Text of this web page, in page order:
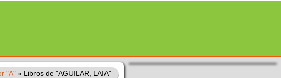
"A" » Libros de "AGUILAR, LAIA"